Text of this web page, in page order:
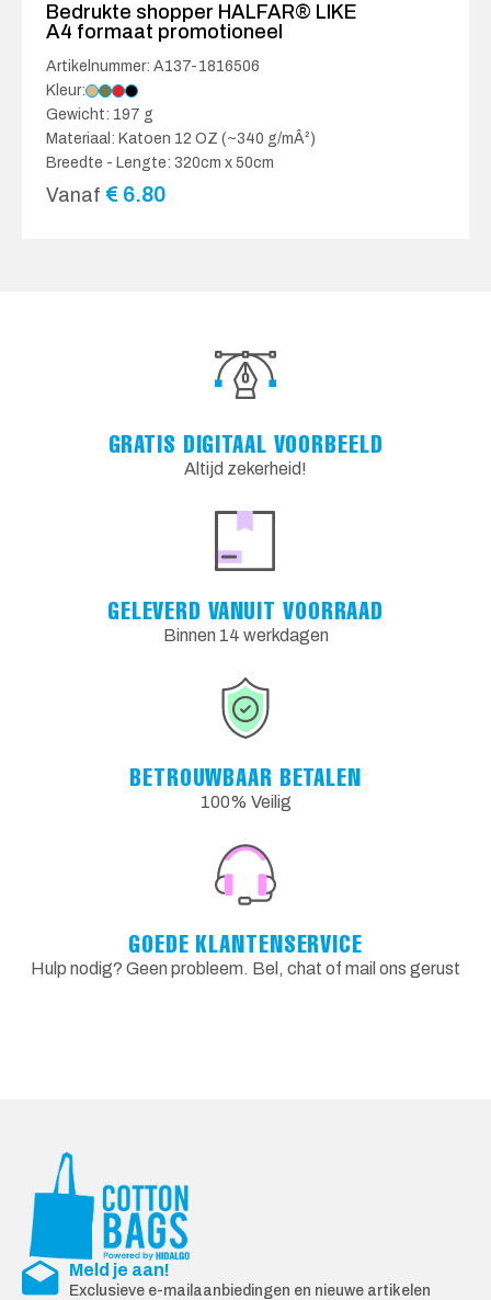
Bedrukte shopper HALFAR® LIKE
A4 formaat promotioneel
Artikelnummer: A137-1816506
Kleur:
Gewicht: 197 g
Materiaal: Katoen 12 OZ (~340 g/mÂ²)
Breedte - Lengte: 320cm x 50cm
Vanaf € 6.80
GRATIS DIGITAAL VOORBEELD
Altijd zekerheid!
GELEVERD VANUIT VOORRAAD
Binnen 14 werkdagen
BETROUWBAAR BETALEN
100% Veilig
GOEDE KLANTENSERVICE
Hulp nodig? Geen probleem. Bel, chat of mail ons gerust
Meld je aan!
Exclusieve e-mailaanbiedingen en nieuwe artikelen